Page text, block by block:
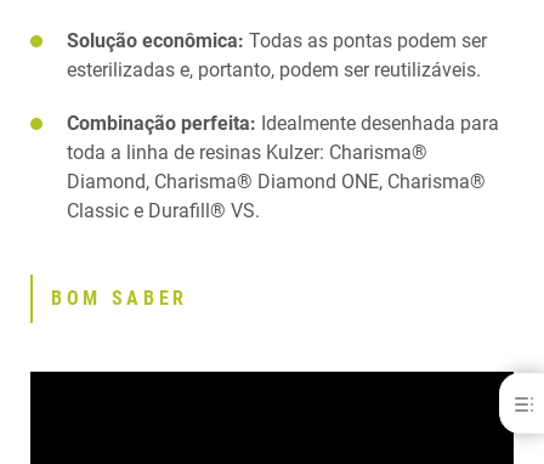
Solução econômica: Todas as pontas podem ser
esterilizadas e, portanto, podem ser reutilizáveis.
Combinação perfeita: Idealmente desenhada para
toda a linha de resinas Kulzer: Charisma®
Diamond, Charisma® Diamond ONE, Charisma®
Classic e Durafill® VS.
BOM SABER